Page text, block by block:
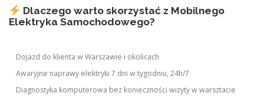
Dlaczego warto skorzystać z Mobilnego
Elektryka Samochodowego?
Dojazd do klienta w Warszawie i okolicach
Awaryjne naprawy elektryki 7 dni w tygodniu, 24h/7
Diagnostyka komputerowa bez konieczności wizyty w warsztacie